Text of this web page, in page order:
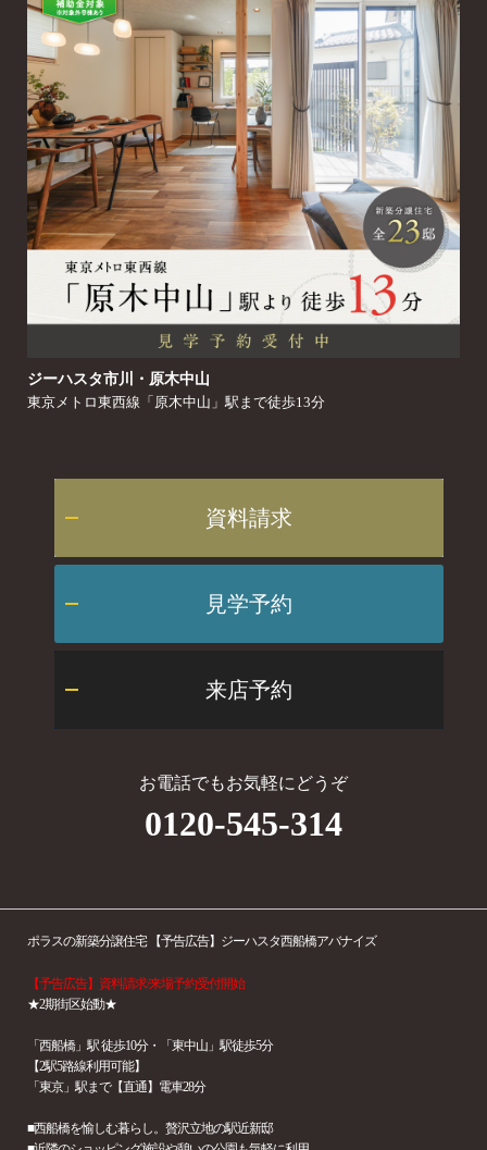
ジーハスタ市川・原木中山
東京メトロ東西線「原木中山」駅まで徒歩13分
資料請求
見学予約
来店予約
お電話でもお気軽にどうぞ
0120-545-314
ポラスの新築分譲住宅 【予告広告】ジーハスタ西船橋アバナイズ
【予告広告】資料請求/来場予約受付開始
★2期街区始動★
「西船橋」駅 徒歩10分・「東中山」駅徒歩5分
【2駅5路線利用可能】
「東京」駅まで【直通】電車28分
■西船橋を愉しむ暮らし。贅沢立地の駅近新邸